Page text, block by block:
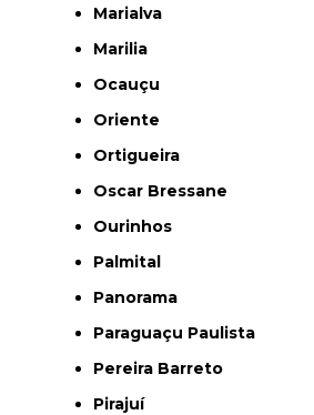
Marialva
Marilia
Ocauçu
Oriente
Ortigueira
Oscar Bressane
Ourinhos
Palmital
Panorama
Paraguaçu Paulista
Pereira Barreto
Pirajuí